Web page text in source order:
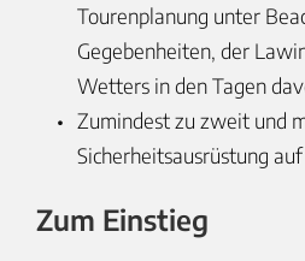
Tourenplanung unter
Gegebenheiten, der
Wetters in den Tagen
Zumindest zu zweit und
Sicherheitsausrüstung
Zum Einstieg